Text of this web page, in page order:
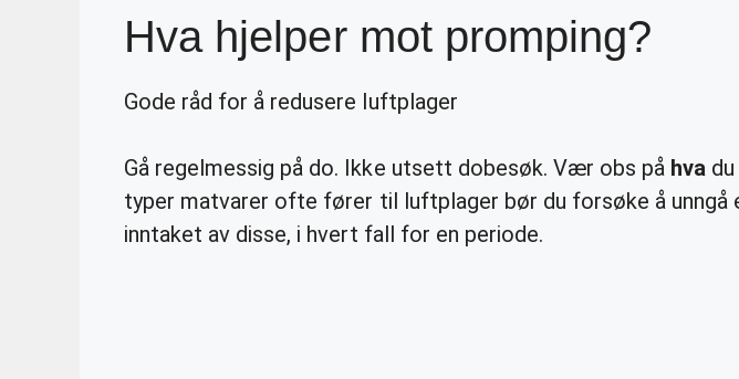
Hva hjelper mot promping?
Gode råd for å redusere luftplager
Gå regelmessig på do. Ikke utsett dobesøk. Vær obs på hva
typer matvarer ofte fører til luftplager bør du forsøke å unngå
inntaket av disse, i hvert fall for en periode.